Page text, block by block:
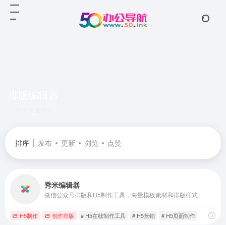
排序 发布 更新 浏览 点赞
秀米编辑器
微信公众号排版和H5制作工具，海量模板素材和排版样式
H5制作 创作排版 # H5在线制作工具 # H5营销 # H5页面制作